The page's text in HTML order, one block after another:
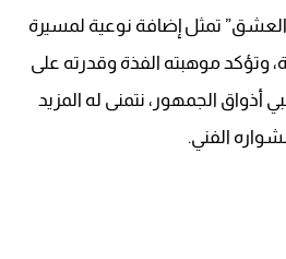
تمثل إضافة نوعية لمسيرة
وتؤكد موهبته الفذة وقدرته على
أذواق الجمهور، نتمنى له المزيد
الفني.